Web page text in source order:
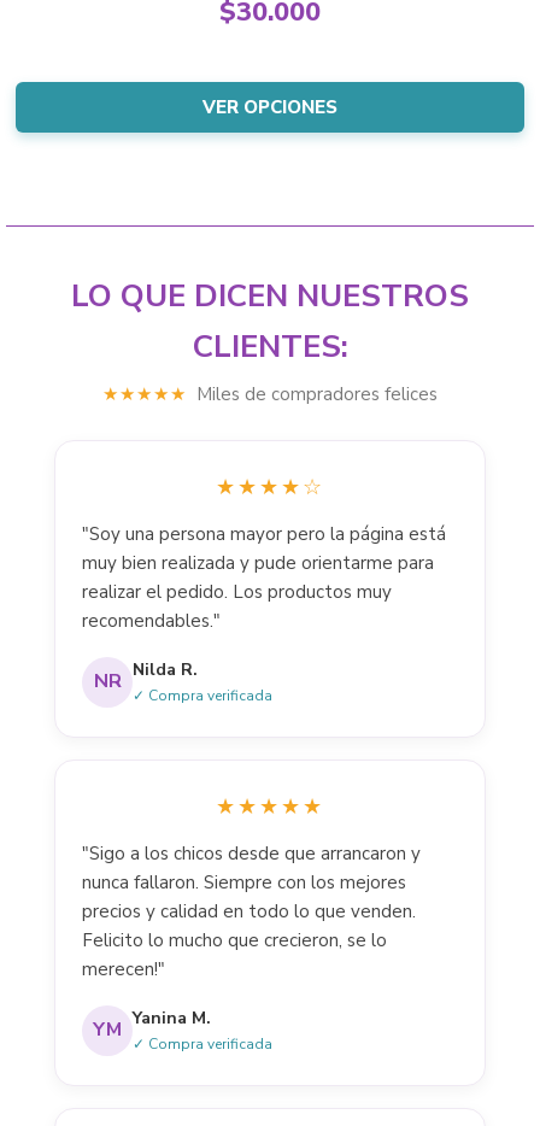
price
$31.999.
$30.000
price
is:
$30.000.
VER OPCIONES
options
be
chosen
on
LO QUE DICEN NUESTROS
CLIENTES:
★★★★★ Miles de compradores felices
★★★★☆
"Soy una persona mayor pero la página está
muy bien realizada y pude orientarme para
realizar el pedido. Los productos muy
recomendables."
NR Nilda R.
✓ Compra verificada
★★★★★
"Sigo a los chicos desde que arrancaron y
nunca fallaron. Siempre con los mejores
precios y calidad en todo lo que venden.
Felicito lo mucho que crecieron, se lo
merecen!"
YM Yanina M.
✓ Compra verificada